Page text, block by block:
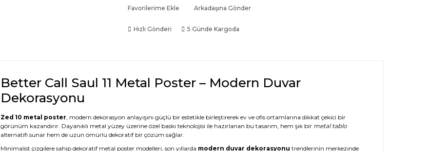
Favorilerime Ekle Arkadaşına Gönder
Hızlı Gönderi 5 Günde Kargoda
Better Call Saul 11 Metal Poster – Modern Duvar
Dekorasyonu
Zed 10 metal poster, modern dekorasyon anlayışını güçlü bir estetikle birleştirerek ev ve ofis ortamlarına dikkat çekici bir
görünüm kazandırır. Dayanıklı metal yüzey üzerine özel baskı teknolojisi ile hazırlanan bu tasarım, hem şık bir metal tablo
alternatifi sunar hem de uzun ömürlü dekoratif bir çözüm sağlar.
Minimalist çizgilere sahip dekoratif metal poster modelleri, son yıllarda modern duvar dekorasyonu trendlerinin merkezinde